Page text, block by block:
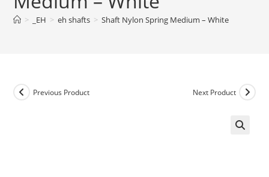
> _EH > eh shafts > Shaft Nylon Spring Medium – White
Previous Product Next Product